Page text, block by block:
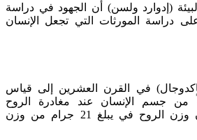
(إدوارد ولسن) أن الجهود في دراسة
دراسة المورثات التي تجعل الإنسان
في القرن العشرين إلى قياس
من جسم الإنسان عند مغادرة الروح
المفترضة منه ووجد أن وزن الروح في يبلغ 21 جرام من وزن